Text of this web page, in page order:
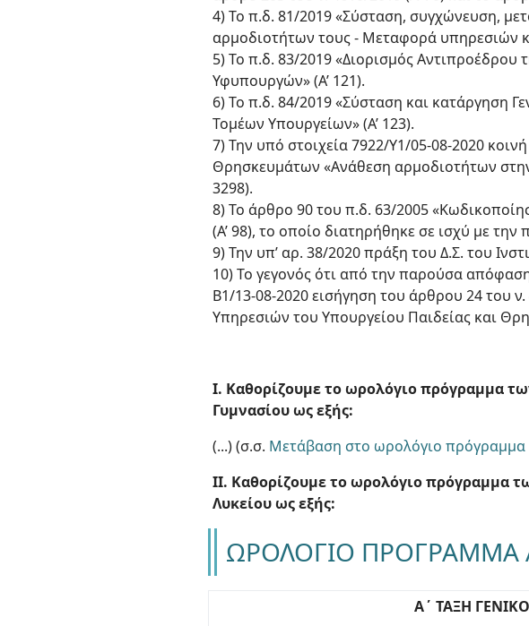
4) Το π.δ. 81/2019 «Σύσταση, συγχώνευση,
αρμοδιοτήτων τους - Μεταφορά υπηρεσιών
5) Το π.δ. 83/2019 «Διορισμός
Υφυπουργών» (Α’ 121).
6) Το π.δ. 84/2019 «Σύσταση και κατάργηση
Τομέων Υπουργείων» (Α’ 123).
7) Την υπό στοιχεία 7922/Υ1/05-08-2020
Θρησκευμάτων «Ανάθεση αρμοδιοτήτων
3298).
8) Το άρθρο 90 του π.δ. 63/2005
(Α’ 98), το οποίο διατηρήθηκε σε ισχύ με
9) Την υπ’ αρ. 38/2020 πράξη του Δ.Σ. του
10) Το γεγονός ότι από την παρούσα
Β1/13-08-2020 εισήγηση του άρθρου 24 του
Υπηρεσιών του Υπουργείου Παιδείας και
Ι. Καθορίζουμε το ωρολόγιο πρόγραμμα
Γυμνασίου ως εξής:
(...) (σ.σ. Μετάβαση στο ωρολόγιο
II. Καθορίζουμε το ωρολόγιο πρόγραμμα
Λυκείου ως εξής:
ΩΡΟΛΟΓΙΟ ΠΡΟΓΡΑΜΜΑ
Α΄ ΤΑΞΗ